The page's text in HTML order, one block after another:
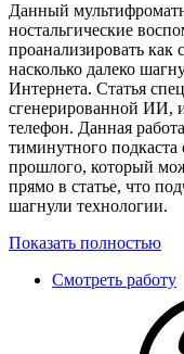
Данный
ностальгические
проанализировать как
насколько далеко
Интернета. Статья
сгенерированной ИИ,
телефон. Данная
тиминутного подкаста
прошлого, который
прямо в статье, что
шагнули технологии.
Показать полностью
Смотреть работу